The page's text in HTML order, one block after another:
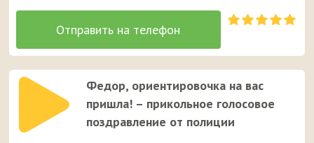
Федор, ориентировочка на вас
пришла! – прикольное голосовое
поздравление от полиции